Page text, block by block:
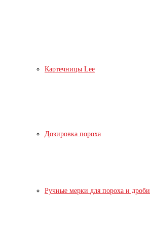
Картечницы Lee
Дозировка пороха
Ручные мерки для пороха и дроби